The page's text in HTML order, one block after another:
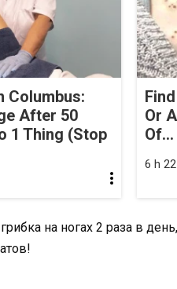
Columbus:
After 50
1 Thing (Stop
Or
Of...
6 h
на ногах 2 раза в